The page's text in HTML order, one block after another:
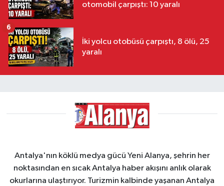
otomobil çarpıştı: 10 yaralı
İki yolcu otobüsü çarpıştı, 8 ölü, 25
yaralı
6
Antalya'nın köklü medya gücü Yeni Alanya, şehrin her
noktasından en sıcak Antalya haber akışını anlık olarak
okurlarına ulaştırıyor. Turizmin kalbinde yaşanan Antalya